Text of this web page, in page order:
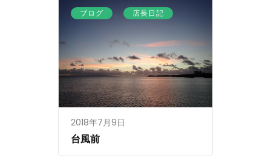
ブログ 、 店長日記
2018年7月9日
台風前